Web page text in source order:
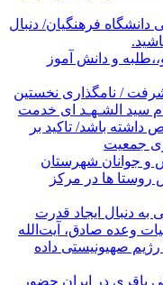
فرهنگیان/ دنبال
دانشجو،،طلبه و دانش آموز
/ نامگذاری نخستین
سید الشـهـد ای خدمت
داشته باشد/ تاکید بر
جمعیت
و جوانان شهرستان
ها در مرکز
به دنبال ایجاد قدرت
وعده صادق، آیت‌الله
صهیونیستی داده
باقری در ایران حضور